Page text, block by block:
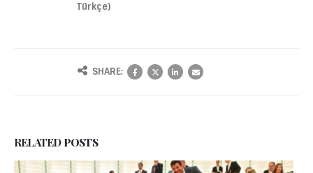
Türkçe)
SHARE:
RELATEDPOSTS